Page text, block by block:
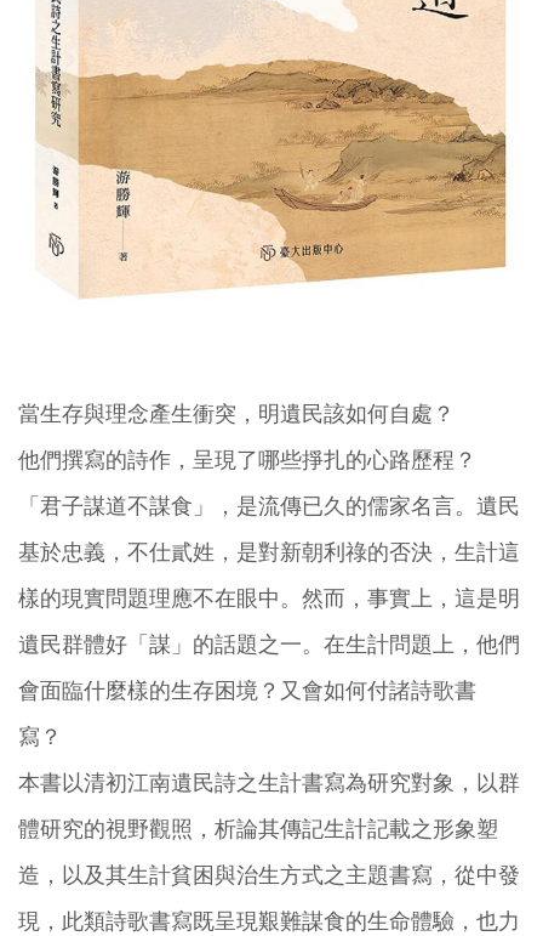
當生存與理念產生衝突，明遺民該如何自處？
他們撰寫的詩作，呈現了哪些掙扎的心路歷程？
「君子謀道不謀食」，是流傳已久的儒家名言。遺民
基於忠義，不仕貳姓，是對新朝利祿的否決，生計這
樣的現實問題理應不在眼中。然而，事實上，這是明
遺民群體好「謀」的話題之一。在生計問題上，他們
會面臨什麼樣的生存困境？又會如何付諸詩歌書
寫？
本書以清初江南遺民詩之生計書寫為研究對象，以群
體研究的視野觀照，析論其傳記生計記載之形象塑
造，以及其生計貧困與治生方式之主題書寫，從中發
現，此類詩歌書寫既呈現艱難謀食的生命體驗，也力